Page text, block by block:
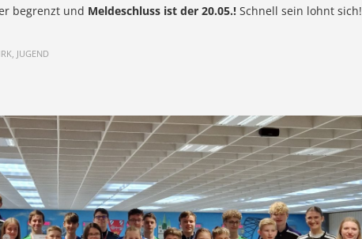
begrenzt und Meldeschluss ist der 20.05.! Schnell sein lohnt sich!
JUGEND